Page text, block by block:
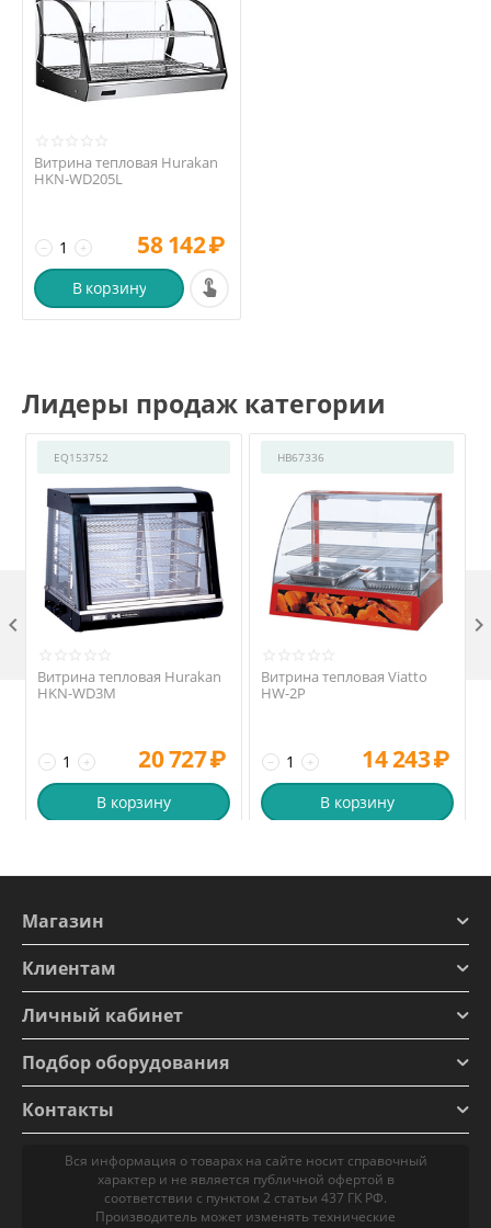
Витрина тепловая Hurakan
HKN-WD205L
+
− 58 142₽
В корзину
Лидеры продаж категории
EQ153752
Витрина тепловая Hurakan
HKN-WD3M
+
− 20 727₽
В корзину
HB67336
Витрина тепловая Viatto
HW-2P
+
− 14 243₽
В корзину
 
Магазин
Клиентам
Личный кабинет
Подбор оборудования
Контакты
Вся информация о товарах на сайте носит справочный
характер и не является публичной офертой в
соответствии с пунктом 2 статьи 437 ГК РФ.
Производитель может изменять технические